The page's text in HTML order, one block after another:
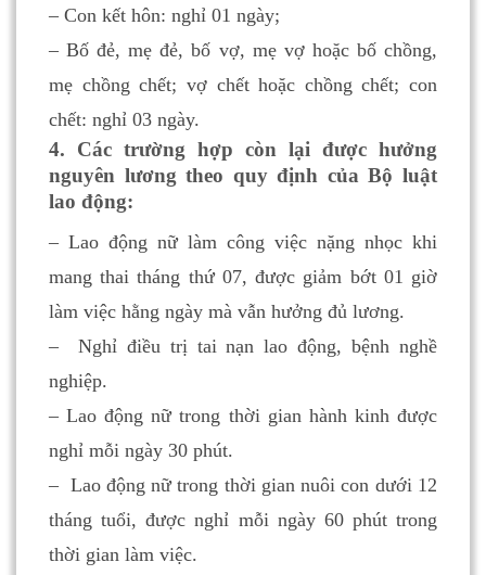
– Con kết hôn: nghỉ 01 ngày;
– Bố đẻ, mẹ đẻ, bố vợ, mẹ vợ hoặc bố chồng,
mẹ chồng chết; vợ chết hoặc chồng chết; con
chết: nghỉ 03 ngày.
4. Các trường hợp còn lại được hưởng
nguyên lương theo quy định của Bộ luật
lao động:
– Lao động nữ làm công việc nặng nhọc khi
mang thai tháng thứ 07, được giảm bớt 01 giờ
làm việc hằng ngày mà vẫn hưởng đủ lương.
– Nghỉ điều trị tai nạn lao động, bệnh nghề
nghiệp.
– Lao động nữ trong thời gian hành kinh được
nghỉ mỗi ngày 30 phút.
– Lao động nữ trong thời gian nuôi con dưới 12
tháng tuổi, được nghỉ mỗi ngày 60 phút trong
thời gian làm việc.